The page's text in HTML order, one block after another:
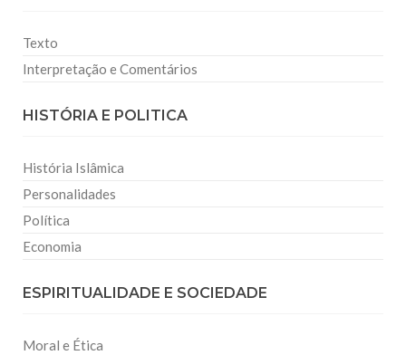
Texto
Interpretação e Comentários
HISTÓRIA E POLITICA
História Islâmica
Personalidades
Política
Economia
ESPIRITUALIDADE E SOCIEDADE
Moral e Ética